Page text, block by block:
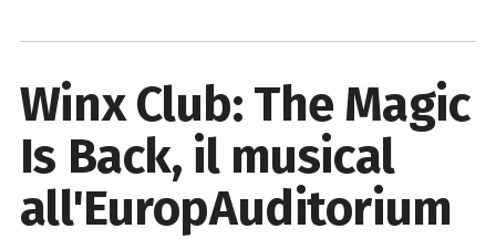
Winx Club: The Magic
Is Back, il musical
all'EuropAuditorium